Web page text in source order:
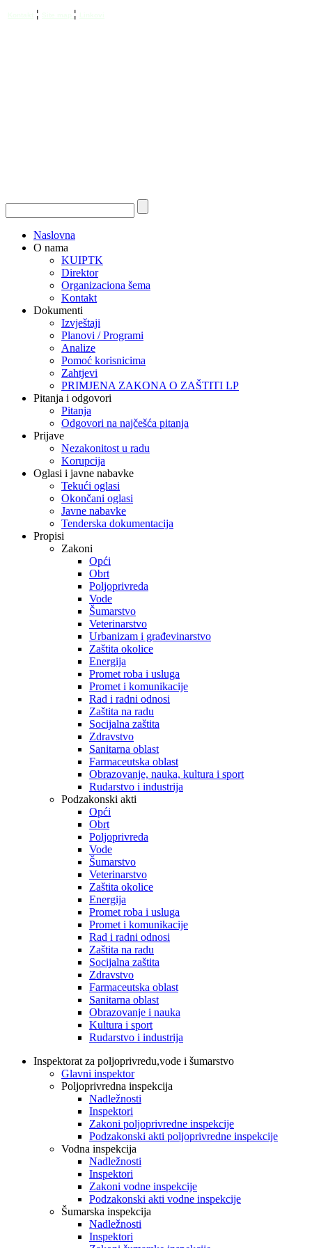
¦ ¦
Naslovna
O nama
KUIPTK
Direktor
Organizaciona šema
Kontakt
Dokumenti
Izvještaji
Planovi / Programi
Analize
Pomoć korisnicima
Zahtjevi
PRIMJENA ZAKONA O ZAŠTITI LP
Pitanja i odgovori
Pitanja
Odgovori na najčešća pitanja
Prijave
Nezakonitost u radu
Korupcija
Oglasi i javne nabavke
Tekući oglasi
Okončani oglasi
Javne nabavke
Tenderska dokumentacija
Propisi
Zakoni
Opći
Obrt
Poljoprivreda
Vode
Šumarstvo
Veterinarstvo
Urbanizam i građevinarstvo
Zaštita okolice
Energija
Promet roba i usluga
Promet i komunikacije
Rad i radni odnosi
Zaštita na radu
Socijalna zaštita
Zdravstvo
Sanitarna oblast
Farmaceutska oblast
Obrazovanje, nauka, kultura i sport
Rudarstvo i industrija
Podzakonski akti
Opći
Obrt
Poljoprivreda
Vode
Šumarstvo
Veterinarstvo
Zaštita okolice
Energija
Promet roba i usluga
Promet i komunikacije
Rad i radni odnosi
Zaštita na radu
Socijalna zaštita
Zdravstvo
Farmaceutska oblast
Sanitarna oblast
Obrazovanje i nauka
Kultura i sport
Rudarstvo i industrija
Inspektorat za poljoprivredu,vode i šumarstvo
Glavni inspektor
Poljoprivredna inspekcija
Nadležnosti
Inspektori
Zakoni poljoprivredne inspekcije
Podzakonski akti poljoprivredne inspekcije
Vodna inspekcija
Nadležnosti
Inspektori
Zakoni vodne inspekcije
Podzakonski akti vodne inspekcije
Šumarska inspekcija
Nadležnosti
Inspektori